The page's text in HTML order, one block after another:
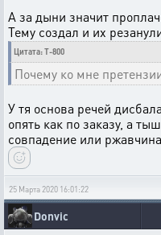
А за дыни значит
Тему создал и их
Цитата: T-800
Почему ко мне
У тя основа речей
опять как по заказу, а
совпадение или
25 Марта 2020 16:01:22
Donvic